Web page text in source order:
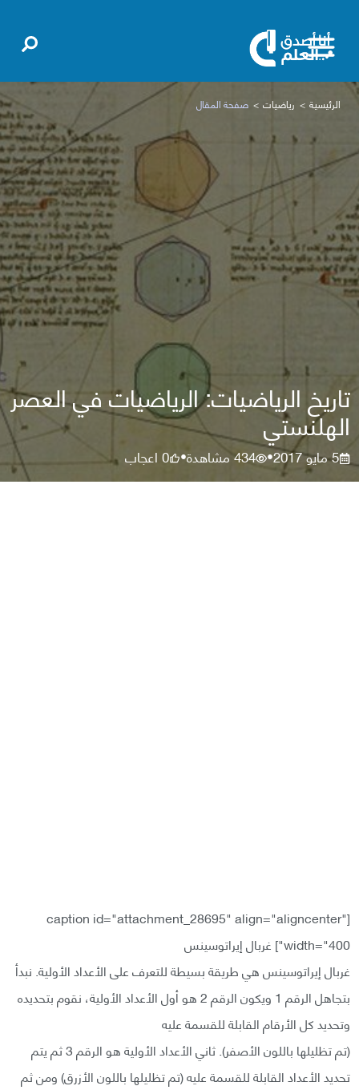
الرئيسية رياضيات صفحة المقال
تاريخ الرياضيات: الرياضيات في العصر
الهلنستي
5 مايو 2017 •
434مشاهدة•
0اعجاب
[caption id="attachment_28695" align="aligncenter"
width="400"] غربال إيراتوسينس
غربال إيراتوسينس هي طريقة بسيطة للتعرف على الأعداد الأولية. نبدأ
بتجاهل الرقم 1 ويكون الرقم 2 هو أول الأعداد الأولية، نقوم بتحديده
وتحديد كل الأرقام القابلة للقسمة عليه
(تم تظليلها باللون الأصفر). ثاني الأعداد الأولية هو الرقم 3 ثم يتم
تحديد الأعداد القابلة للقسمة عليه (تم تظليلها باللون الأزرق) ومن ثم